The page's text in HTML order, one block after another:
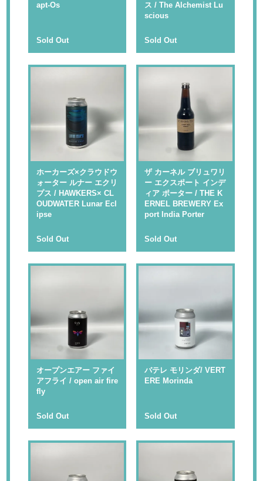
apt-Os
Sold Out
ス / The Alchemist Lu
scious
Sold Out
ホーカーズ×クラウドウ
ォーター ルナー エクリ
プス / HAWKERS× CL
OUDWATER Lunar Ecl
ipse
Sold Out
ザ カーネル ブリュワリ
ー エクスポート インデ
ィア ポーター / THE K
ERNEL BREWERY Ex
port India Porter
Sold Out
オープンエアー ファイ
アフライ / open air fire
fly
Sold Out
バテレ モリンダ/ VERT
ERE Morinda
Sold Out